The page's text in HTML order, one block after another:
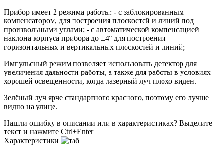
Прибор имеет 2 режима работы: - с заблокированным
компенсатором, для построения плоскостей и линий под
произвольными углами; - с автоматической компенсацией
наклона корпуса прибора до ±4° для построения
горизонтальных и вертикальных плоскостей и линий;
Импульсный режим позволяет использовать детектор для
увеличения дальности работы, а также для работы в условиях
хорошей освещенности, когда лазерный луч плохо виден.
Зелёный луч ярче стандартного красного, поэтому его лучше
видно на улице.
Нашли ошибку в описании или в характеристиках? Выделите
текст и нажмите Ctrl+Enter
Характеристики